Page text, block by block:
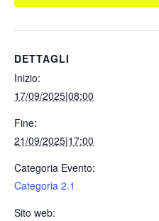
DETTAGLI
Inizio:
17/09/2025|08:00
Fine:
21/09/2025|17:00
Categoria Evento:
Categoria 2.1
Sito web: